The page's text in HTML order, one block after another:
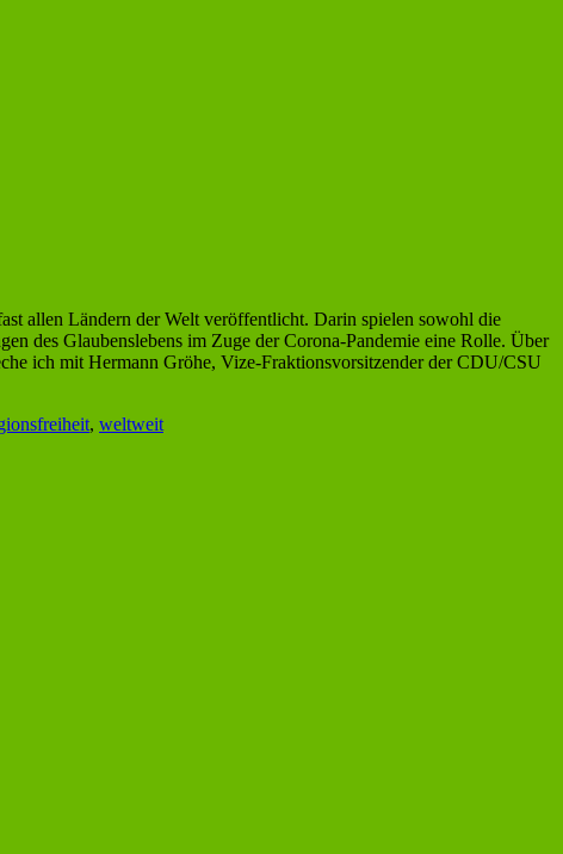
allen Ländern der Welt veröffentlicht. Darin spielen sowohl die
des Glaubenslebens im Zuge der Corona-Pandemie eine Rolle. Über
ich mit Hermann Gröhe, Vize-Fraktionsvorsitzender der CDU/CSU
, weltweit